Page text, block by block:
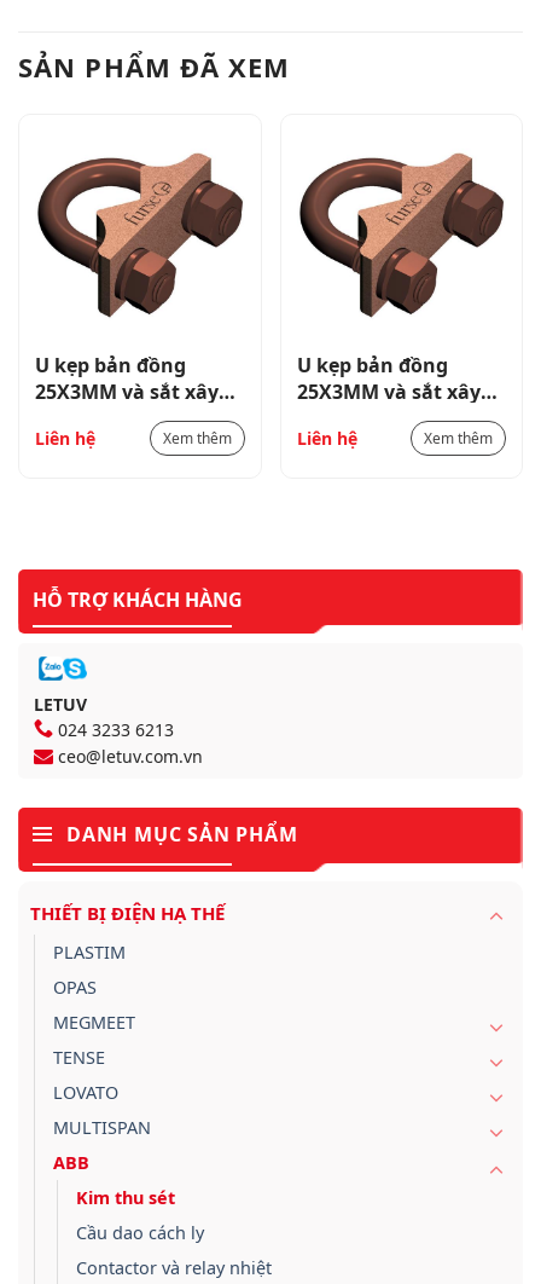
SẢN PHẨM ĐÃ XEM
U kẹp bản đồng
25X3MM và sắt xây
Liên hệ Xem thêm
U kẹp bản đồng
25X3MM và sắt xây
Liên hệ Xem thêm
HỖ TRỢ KHÁCH HÀNG
LETUV
024 3233 6213
ceo@letuv.com.vn
DANH MỤC SẢN PHẨM
THIẾT BỊ ĐIỆN HẠ THẾ
PLASTIM
OPAS
MEGMEET
TENSE
LOVATO
MULTISPAN
ABB
Kim thu sét
Cầu dao cách ly
Contactor và relay nhiệt